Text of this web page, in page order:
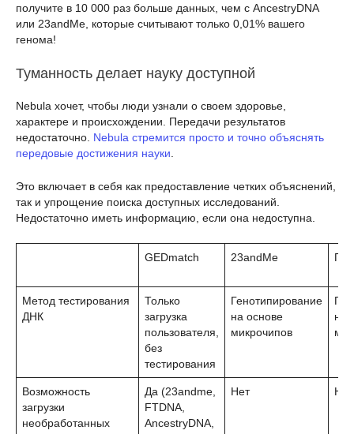
получите в 10 000 раз больше данных, чем с AncestryDNA
или 23andMe, которые считывают только 0,01% вашего
генома!
Туманность делает науку доступной
Nebula хочет, чтобы люди узнали о своем здоровье,
характере и происхождении. Передачи результатов
недостаточно. Nebula стремится просто и точно объяснять
передовые достижения науки
Это включает в себя как предоставление четких объяснений,
так и упрощение поиска доступных исследований.
Недостаточно иметь информацию, если она недоступна.
GEDmatch 23andMe
Метод тестирования
ДНК
Только
загрузка
пользователя,
без
тестирования
Генотипирование
на основе
микрочипов
на
Возможность
загрузки
необработанных
Да (23andme,
FTDNA,
AncestryDNA,
Нет Нет